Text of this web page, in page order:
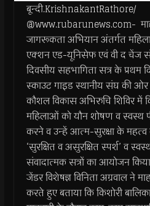
बून्दी.KrishnakantRathore/
@www.rubarunews.com-
जागरूकता अभियान अंतर्गत महिला
एक्शन एड-यूनिसेफ एवं वी द चेंज
दिवसीय सहभागिता सत्र के प्रथम
स्काउट गाइड स्थानीय संघ की ओर
कौशल विकास अभिरुचि शिविर में
महिलाओं को यौन शोषण व स्वस्थ
करने व उन्हें आत्म-सुरक्षा के
‘सुरक्षित व असुरक्षित स्पर्श’ व
संवादात्मक सत्रों का आयोजन
जेंडर विशेषज्ञ विनिता अग्रवाल ने
करते हुए बताया कि किशोरी